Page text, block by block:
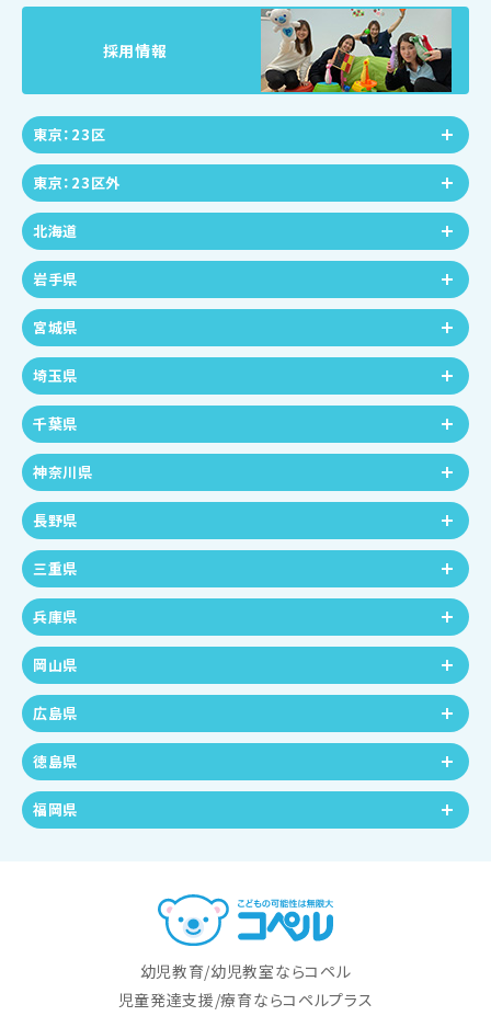
採用情報
東京：23区
東京：23区外
北海道
岩手県
宮城県
埼玉県
千葉県
神奈川県
長野県
三重県
兵庫県
岡山県
広島県
徳島県
福岡県
幼児教育/幼児教室ならコペル
児童発達支援/療育ならコペルプラス